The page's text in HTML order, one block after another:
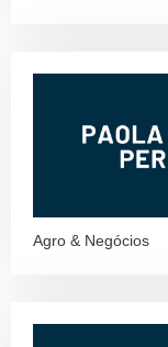
Agro & Negócios